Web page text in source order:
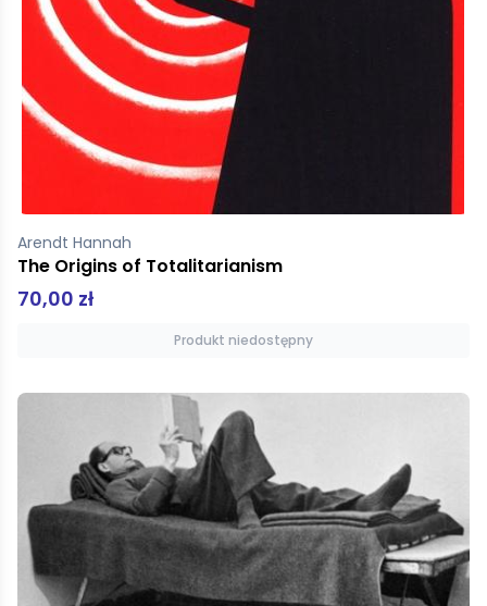
Arendt Hannah
The Origins of Totalitarianism
70,00 zł
Produkt niedostępny